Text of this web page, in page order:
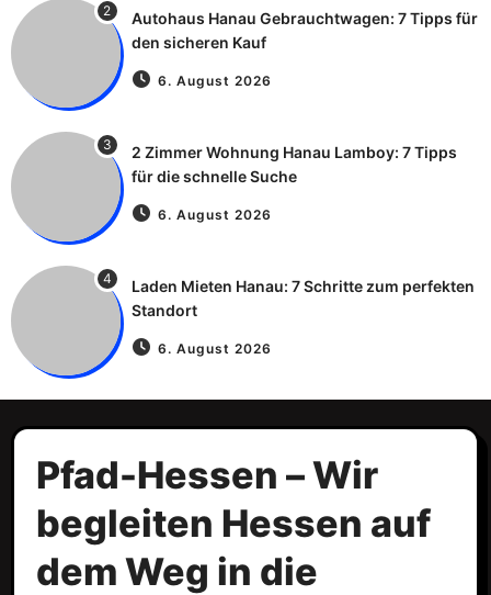
2
Autohaus Hanau Gebrauchtwagen: 7 Tipps für
den sicheren Kauf
6. August 2026
3
2 Zimmer Wohnung Hanau Lamboy: 7 Tipps
für die schnelle Suche
6. August 2026
4
Laden Mieten Hanau: 7 Schritte zum perfekten
Standort
6. August 2026
Pfad-Hessen – Wir
begleiten Hessen auf
dem Weg in die